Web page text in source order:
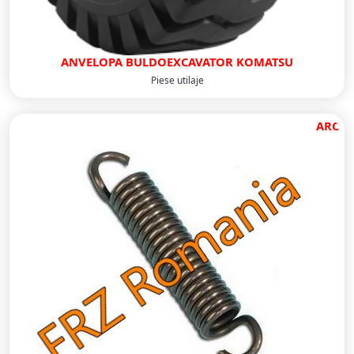
ANVELOPA BULDOEXCAVATOR KOMATSU
Piese utilaje
ARC